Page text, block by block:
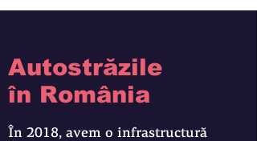
Autostrăzile
în România
În 2018, avem o infrastructură